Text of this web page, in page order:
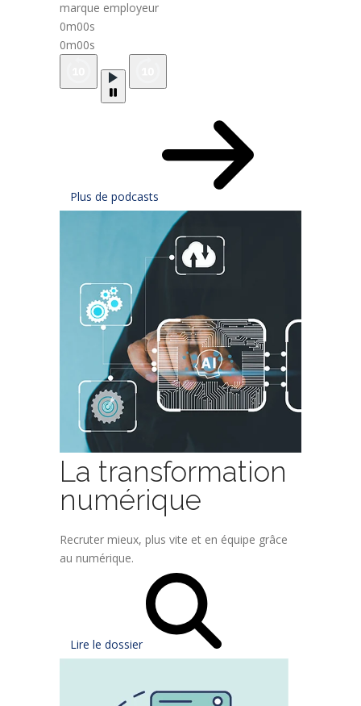
marque employeur
0m00s
0m00s
Plus de podcasts
La transformation
numérique
Recruter mieux, plus vite et en équipe grâce
au numérique.
Lire le dossier